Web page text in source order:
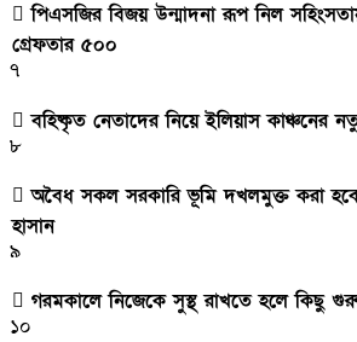
পিএসজির বিজয় উন্মাদনা রূপ নিল
গ্রেফতার ৫০০
৭
বহিষ্কৃত নেতাদের নিয়ে ইলিয়াস কাঞ্চনের
৮
অবৈধ সকল সরকারি ভূমি দখলমুক্ত করা হবে:
হাসান
৯
গরমকালে নিজেকে সুস্থ রাখতে হলে কিছু
১০